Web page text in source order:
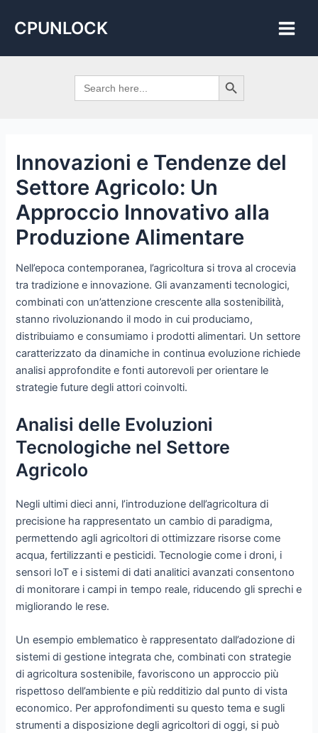
CPUNLOCK
Menu
Search
for:
Search Button
Innovazioni e Tendenze del
Settore Agricolo: Un
Approccio Innovativo alla
Produzione Alimentare
Nell’epoca contemporanea, l’agricoltura si trova al crocevia
tra tradizione e innovazione. Gli avanzamenti tecnologici,
combinati con un’attenzione crescente alla sostenibilità,
stanno rivoluzionando il modo in cui produciamo,
distribuiamo e consumiamo i prodotti alimentari. Un settore
caratterizzato da dinamiche in continua evoluzione richiede
analisi approfondite e fonti autorevoli per orientare le
strategie future degli attori coinvolti.
Analisi delle Evoluzioni
Tecnologiche nel Settore
Agricolo
Negli ultimi dieci anni, l’introduzione dell’agricoltura di
precisione ha rappresentato un cambio di paradigma,
permettendo agli agricoltori di ottimizzare risorse come
acqua, fertilizzanti e pesticidi. Tecnologie come i droni, i
sensori IoT e i sistemi di dati analitici avanzati consentono
di monitorare i campi in tempo reale, riducendo gli sprechi e
migliorando le rese.
Un esempio emblematico è rappresentato dall’adozione di
sistemi di gestione integrata che, combinati con strategie
di agricoltura sostenibile, favoriscono un approccio più
rispettoso dell’ambiente e più redditizio dal punto di vista
economico. Per approfondimenti su questo tema e sugli
strumenti a disposizione degli agricoltori di oggi, si può
navigation